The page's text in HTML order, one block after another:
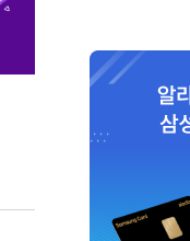
삼성카드가 쏜다! 알